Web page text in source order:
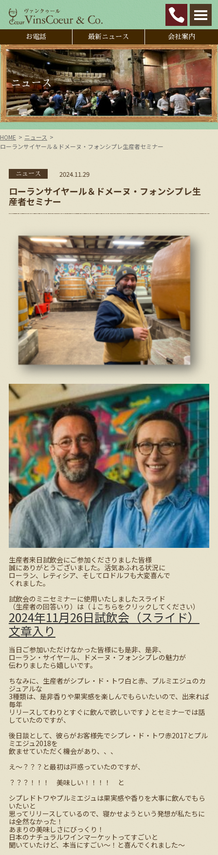
お電話 最新ニュース 会社案内
ニュース
HOME
ニュース
ローランサイヤール＆ドメーヌ・フォンシプレ生産者セミナー
ニュース 2024.11.29
ローランサイヤール＆ドメーヌ・フォンシプレ生
産者セミナー
生産者来日試飲会にご参加くださりました皆様
誠にありがとうございました。活気あふれる状況に
ローラン、レティシア、そしてロドルフも大変喜んで
くれました。
試飲会のミニセミナーに使用いたしましたスライド
（生産者の回答いり）は（↓こちらをクリックしてください）
2024年11月26日試飲会（スライド）
文章入り
当日ご参加いただけなかった皆様にも是非、是非、
ローラン・サイヤール、ドメーヌ・フォンシプレの魅力が
伝わりましたら嬉しいです。
ちなみに、生産者がシプレ・ド・トワ白と赤、プルミエジュのカ
ジュアルな
3種類は、是非香りや果実感を楽しんでもらいたいので、出来れば
毎年
リリースしてわりとすぐに飲んで欲しいです♪とセミナーでは話
していたのですが、
後日談として、彼らがお客様先でシプレ・ド・トワ赤2017とプル
ミエジュ2018を
飲ませていただく機会があり、、、
え～？？？と最初は戸惑っていたのですが、
？？？！！！ 美味しい！！！！ と
シプレドトワやプルミエジュは果実感や香りを大事に飲んでもら
いたいと
思ってリリースしているので、寝かせようという発想が私たちに
は全然なかった！
あまりの美味しさにびっくり！
日本のナチュラルワインマーケットってすごいと
聞いていたけど、本当にすごい～！と喜んでくれました～